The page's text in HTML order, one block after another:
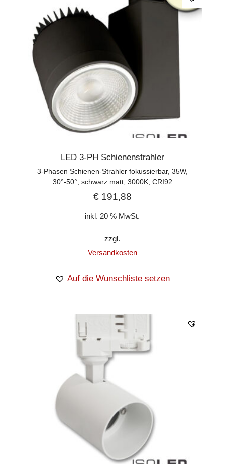
LED 3-PH Schienenstrahler
3-Phasen Schienen-Strahler fokussierbar, 35W,
30°-50°, schwarz matt, 3000K, CRI92
€191,88
inkl. 20 % MwSt.
zzgl.
Versandkosten
Auf die Wunschliste setzen